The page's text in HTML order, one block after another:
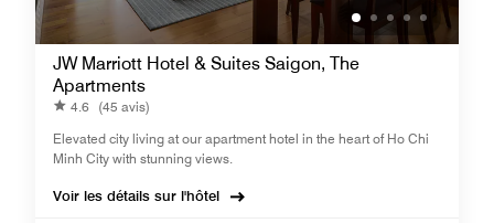
JW Marriott Hotel & Suites Saigon, The
Apartments
4.6 (45 avis)
Elevated city living at our apartment hotel in the heart of Ho Chi
Minh City with stunning views.
Voir les détails sur l'hôtel